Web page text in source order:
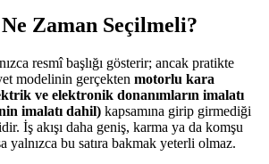
Zaman Seçilmeli?
resmî başlığı gösterir; ancak pratikte
modelinin gerçekten motorlu kara
ve elektronik donanımların imalatı
imalatı dahil) kapsamına girip girmediği
İş akışı daha geniş, karma ya da komşu
yalnızca bu satıra bakmak yeterli olmaz.